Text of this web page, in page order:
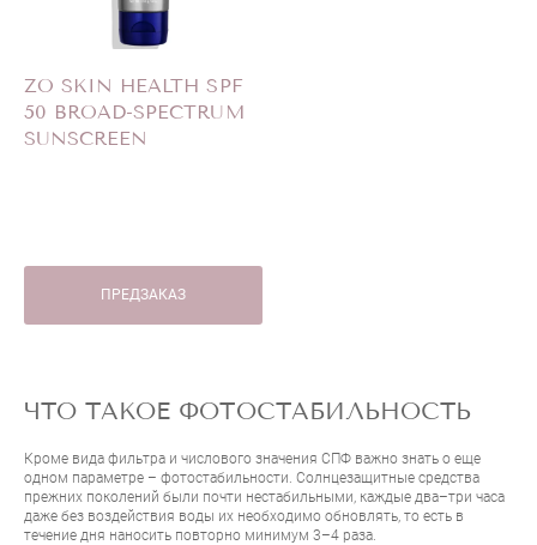
ZO SKIN HEALTH SPF
50 BROAD-SPECTRUM
SUNSCREEN
ПРЕДЗАКАЗ
ЧТО ТАКОЕ ФОТОСТАБИЛЬНОСТЬ
Кроме вида фильтра и числового значения СПФ важно знать о еще
одном параметре – фотостабильности. Солнцезащитные средства
прежних поколений были почти нестабильными, каждые два–три часа
даже без воздействия воды их необходимо обновлять, то есть в
течение дня наносить повторно минимум 3–4 раза.